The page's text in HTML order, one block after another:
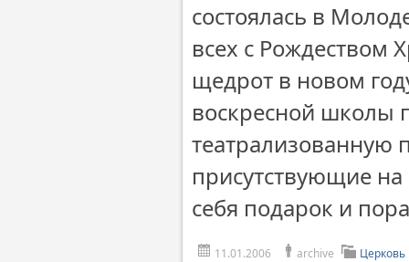
состоялась в
всех с Рождеством
щедрот в новом
воскресной школы
театрализованную
присутствующие
себя подарок и
11.01.2006 archive